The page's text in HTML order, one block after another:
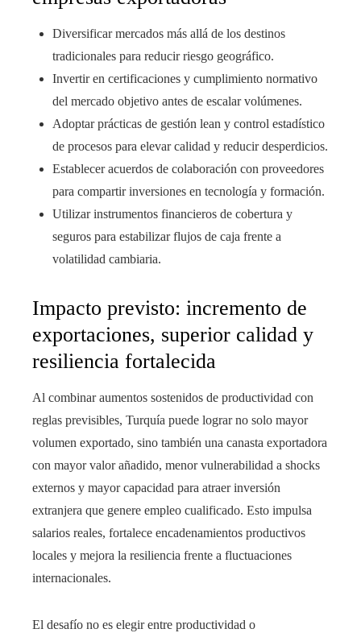
Diversificar mercados más allá de los destinos
tradicionales para reducir riesgo geográfico.
Invertir en certificaciones y cumplimiento normativo
del mercado objetivo antes de escalar volúmenes.
Adoptar prácticas de gestión lean y control estadístico
de procesos para elevar calidad y reducir desperdicios.
Establecer acuerdos de colaboración con proveedores
para compartir inversiones en tecnología y formación.
Utilizar instrumentos financieros de cobertura y
seguros para estabilizar flujos de caja frente a
volatilidad cambiaria.
Impacto previsto: incremento de
exportaciones, superior calidad y
resiliencia fortalecida
Al combinar aumentos sostenidos de productividad con
reglas previsibles, Turquía puede lograr no solo mayor
volumen exportado, sino también una canasta exportadora
con mayor valor añadido, menor vulnerabilidad a shocks
externos y mayor capacidad para atraer inversión
extranjera que genere empleo cualificado. Esto impulsa
salarios reales, fortalece encadenamientos productivos
locales y mejora la resiliencia frente a fluctuaciones
internacionales.
El desafío no es elegir entre productividad o